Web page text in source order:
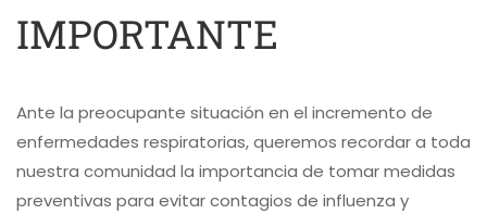
IMPORTANTE
Ante la preocupante situación en el incremento de
enfermedades respiratorias, queremos recordar a toda
nuestra comunidad la importancia de tomar medidas
preventivas para evitar contagios de influenza y